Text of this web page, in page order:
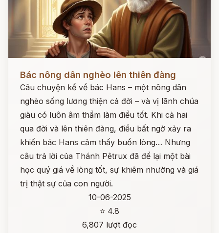
Bác nông dân nghèo lên thiên đàng
Câu chuyện kể về bác Hans – một nông dân
nghèo sống lương thiện cả đời – và vị lãnh chúa
giàu có luôn âm thầm làm điều tốt. Khi cả hai
qua đời và lên thiên đàng, điều bất ngờ xảy ra
khiến bác Hans cảm thấy buồn lòng… Nhưng
câu trả lời của Thánh Pêtrux đã để lại một bài
học quý giá về lòng tốt, sự khiêm nhường và giá
trị thật sự của con người.
10-06-2025
⭐ 4.8
6,807 lượt đọc